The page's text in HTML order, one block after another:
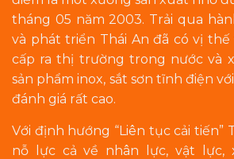
tháng 05 năm 2003. Trải qua
và phát triển Thái An đã có vị
cấp ra thị trường trong nước và
sản phẩm inox, sắt sơn tĩnh điện
đánh giá rất cao.
Với định hướng “Liên tục cải tiến”
nỗ lực cả về nhân lực, vật lực,